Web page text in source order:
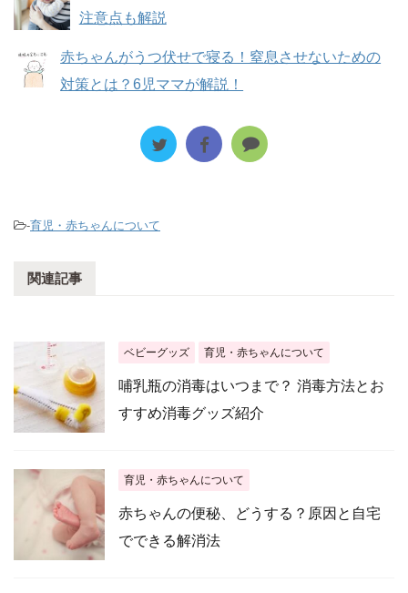
注意点も解説
赤ちゃんがうつ伏せで寝る！窒息させないための
対策とは？6児ママが解説！
-育児・赤ちゃんについて
関連記事
ベビーグッズ 育児・赤ちゃんについて
哺乳瓶の消毒はいつまで？ 消毒方法とお
すすめ消毒グッズ紹介
育児・赤ちゃんについて
赤ちゃんの便秘、どうする？原因と自宅
でできる解消法